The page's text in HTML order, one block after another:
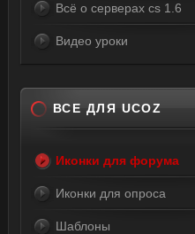
Всё о серверах cs 1.6
Видео уроки
ВСЕ ДЛЯ UCOZ
Иконки для форума
Иконки для опроса
Шаблоны